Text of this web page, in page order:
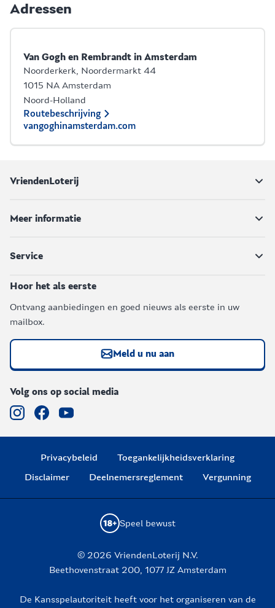
Adressen
Van Gogh en Rembrandt in Amsterdam
Noorderkerk, Noordermarkt 44
1015 NA Amsterdam
Noord-Holland
Routebeschrijving
vangoghinamsterdam.com
VriendenLoterij
Meer informatie
Service
Hoor het als eerste
Ontvang aanbiedingen en goed nieuws als eerste in uw
mailbox.
Meld u nu aan
Volg ons op social media
Privacybeleid
Toegankelijkheidsverklaring
Disclaimer
Deelnemersreglement Vergunning
Speel bewust
© 2026 VriendenLoterij N.V.
Beethovenstraat 200, 1077 JZ Amsterdam
De Kansspelautoriteit heeft voor het organiseren van de